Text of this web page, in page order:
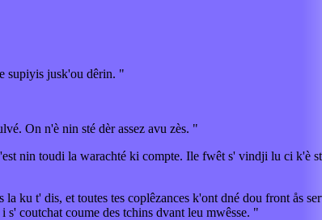
supiyis jusk'ou dêrin. "
On n'è nin sté dèr assez avu zès. "
nin toudi la warachté ki compte. Ile fwêt s' vindji lu ci k'è
ku t' dis, et toutes tes coplêzances k'ont dné dou front ås
coutchat coume des tchins dvant leu mwêsse. "